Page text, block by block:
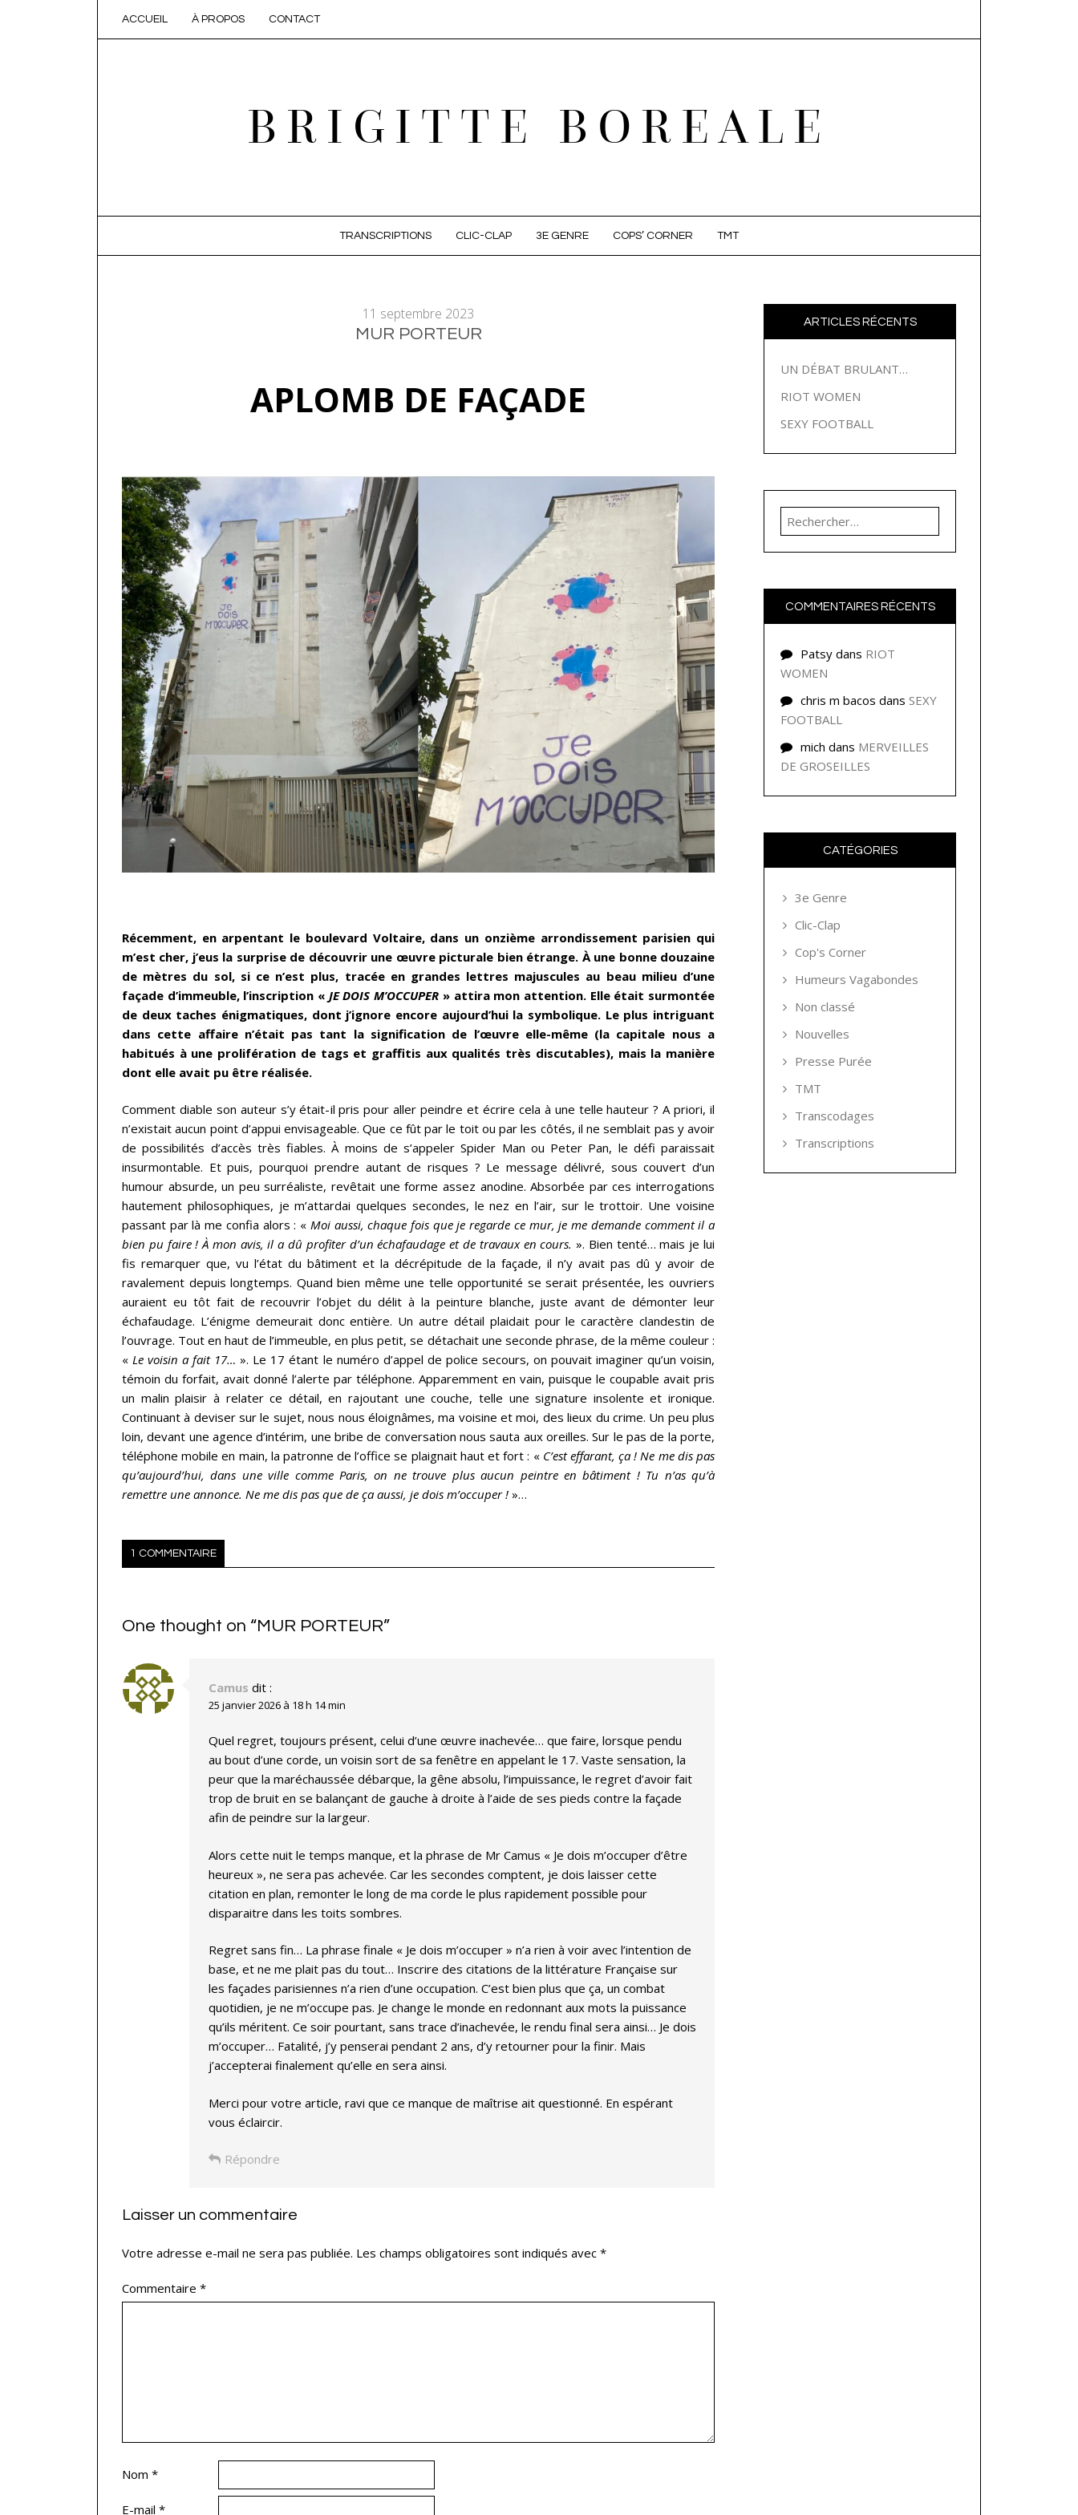
ACCUEIL À PROPOS CONTACT
BRIGITTE BOREALE
TRANSCRIPTIONS CLIC-CLAP 3E GENRE COPS’ CORNER TMT
11 septembre 2023
MUR PORTEUR
APLOMB DE FAÇADE
Récemment, en arpentant le boulevard Voltaire, dans un onzième arrondissement parisien qui
m’est cher, j’eus la surprise de découvrir une œuvre picturale bien étrange. À une bonne douzaine
de mètres du sol, si ce n’est plus, tracée en grandes lettres majuscules au beau milieu d’une
façade d’immeuble, l’inscription « JE DOIS M’OCCUPER » attira mon attention. Elle était surmontée
de deux taches énigmatiques, dont j’ignore encore aujourd’hui la symbolique. Le plus intriguant
dans cette affaire n’était pas tant la signification de l’œuvre elle-même (la capitale nous a
habitués à une prolifération de tags et graffitis aux qualités très discutables), mais la manière
dont elle avait pu être réalisée.
Comment diable son auteur s’y était-il pris pour aller peindre et écrire cela à une telle hauteur ? A priori, il
n’existait aucun point d’appui envisageable. Que ce fût par le toit ou par les côtés, il ne semblait pas y avoir
de possibilités d’accès très fiables. À moins de s’appeler Spider Man ou Peter Pan, le défi paraissait
insurmontable. Et puis, pourquoi prendre autant de risques ? Le message délivré, sous couvert d’un
humour absurde, un peu surréaliste, revêtait une forme assez anodine. Absorbée par ces interrogations
hautement philosophiques, je m’attardai quelques secondes, le nez en l’air, sur le trottoir. Une voisine
passant par là me confia alors : « Moi aussi, chaque fois que je regarde ce mur, je me demande comment il a
bien pu faire ! À mon avis, il a dû profiter d’un échafaudage et de travaux en cours.». Bien tenté… mais je lui
fis remarquer que, vu l’état du bâtiment et la décrépitude de la façade, il n’y avait pas dû y avoir de
ravalement depuis longtemps. Quand bien même une telle opportunité se serait présentée, les ouvriers
auraient eu tôt fait de recouvrir l’objet du délit à la peinture blanche, juste avant de démonter leur
échafaudage. L’énigme demeurait donc entière. Un autre détail plaidait pour le caractère clandestin de
l’ouvrage. Tout en haut de l’immeuble, en plus petit, se détachait une seconde phrase, de la même couleur :
«Le voisin a fait 17…». Le 17 étant le numéro d’appel de police secours, on pouvait imaginer qu’un voisin,
témoin du forfait, avait donné l’alerte par téléphone. Apparemment en vain, puisque le coupable avait pris
un malin plaisir à relater ce détail, en rajoutant une couche, telle une signature insolente et ironique.
Continuant à deviser sur le sujet, nous nous éloignâmes, ma voisine et moi, des lieux du crime. Un peu plus
loin, devant une agence d’intérim, une bribe de conversation nous sauta aux oreilles. Sur le pas de la porte,
téléphone mobile en main, la patronne de l’office se plaignait haut et fort : « C’est effarant, ça ! Ne me dis pas
qu’aujourd’hui, dans une ville comme Paris, on ne trouve plus aucun peintre en bâtiment ! Tu n’as qu’à
remettre une annonce. Ne me dis pas que de ça aussi, je dois m’occuper ! »…
1 COMMENTAIRE
One thought on “MUR PORTEUR”
Camus dit :
25 janvier 2026 à 18 h 14 min
Quel regret, toujours présent, celui d’une œuvre inachevée… que faire, lorsque pendu
au bout d’une corde, un voisin sort de sa fenêtre en appelant le 17. Vaste sensation, la
peur que la maréchaussée débarque, la gêne absolu, l’impuissance, le regret d’avoir fait
trop de bruit en se balançant de gauche à droite à l’aide de ses pieds contre la façade
afin de peindre sur la largeur.
Alors cette nuit le temps manque, et la phrase de Mr Camus « Je dois m’occuper d’être
heureux », ne sera pas achevée. Car les secondes comptent, je dois laisser cette
citation en plan, remonter le long de ma corde le plus rapidement possible pour
disparaitre dans les toits sombres.
Regret sans fin… La phrase finale « Je dois m’occuper » n’a rien à voir avec l’intention de
base, et ne me plait pas du tout… Inscrire des citations de la littérature Française sur
les façades parisiennes n’a rien d’une occupation. C’est bien plus que ça, un combat
quotidien, je ne m’occupe pas. Je change le monde en redonnant aux mots la puissance
qu’ils méritent. Ce soir pourtant, sans trace d’inachevée, le rendu final sera ainsi… Je dois
m’occuper… Fatalité, j’y penserai pendant 2 ans, d’y retourner pour la finir. Mais
j’accepterai finalement qu’elle en sera ainsi.
Merci pour votre article, ravi que ce manque de maîtrise ait questionné. En espérant
vous éclaircir.
Répondre
Laisser un commentaire
Votre adresse e-mail ne sera pas publiée. Les champs obligatoires sont indiqués avec *
Commentaire *
Nom *
E-mail *
ARTICLES RÉCENTS
UN DÉBAT BRULANT…
RIOT WOMEN
SEXY FOOTBALL
Rechercher :
COMMENTAIRES RÉCENTS
Patsy dans RIOT
WOMEN
chris m bacos dans SEXY
FOOTBALL
mich dans MERVEILLES
DE GROSEILLES
CATÉGORIES
3e Genre
Clic-Clap
Cop's Corner
Humeurs Vagabondes
Non classé
Nouvelles
Presse Purée
TMT
Transcodages
Transcriptions